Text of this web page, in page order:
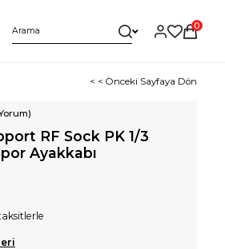
0
< < Önceki Sayfaya Dön
RF Sock PK 1/3
Ayakkabı